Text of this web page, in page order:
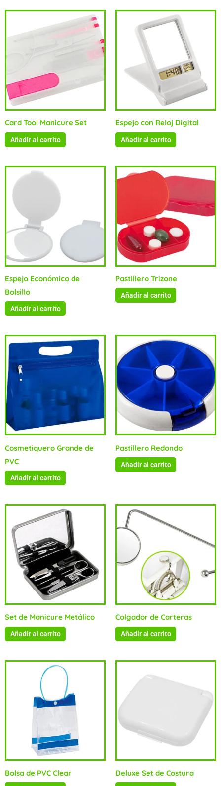
Card Tool Manicure Set
Añadir al carrito
Espejo con Reloj Digital
Añadir al carrito
Espejo Económico de
Bolsillo
Añadir al carrito
Pastillero Trizone
Añadir al carrito
Cosmetiquero Grande de
PVC
Añadir al carrito
Pastillero Redondo
Añadir al carrito
Set de Manicure Metálico
Añadir al carrito
Colgador de Carteras
Añadir al carrito
Bolsa de PVC Clear Deluxe Set de Costura